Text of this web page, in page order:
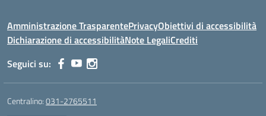
Amministrazione TrasparentePrivacyObiettivi di accessibilità
Dichiarazione di accessibilitàNote LegaliCrediti
Seguici su:
Centralino:031-2765511